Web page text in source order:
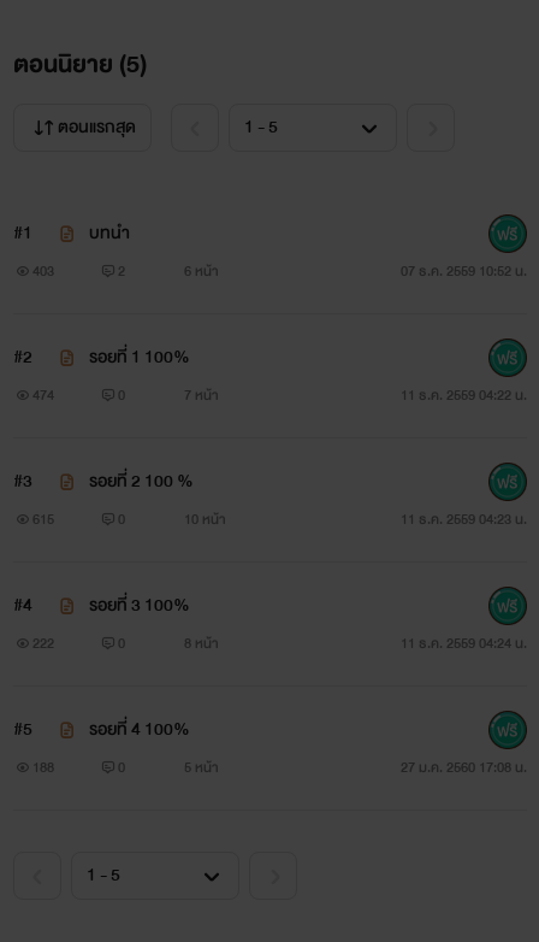
ตอนนิยาย (5)
ตอนแรกสุด
#1 บทนำ
403 2 6 หน้า 07 ธ.ค. 2559 10:52 น.
#2 รอยที่ 1 100%
474 0 7 หน้า 11 ธ.ค. 2559 04:22 น.
#3 รอยที่ 2 100 %
615 0 10 หน้า 11 ธ.ค. 2559 04:23 น.
#4 รอยที่ 3 100%
222 0 8 หน้า 11 ธ.ค. 2559 04:24 น.
#5 รอยที่ 4 100%
188 0 5 หน้า 27 ม.ค. 2560 17:08 น.